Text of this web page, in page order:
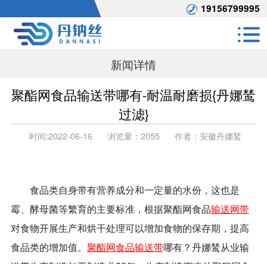
19156799995
新闻详情
聚酯网食品输送带哪有-耐温耐磨损{丹娜鸶
过滤}
时间:2022-06-16 浏览量： 2055 作者： 安徽丹娜鸶
食品类自身带有营养成分和一定量的水份，这也是
霉、酵母菌等繁育的主要标准，根据聚酯网食品输送网带
对食物开展生产和烘干处理可以增加食物的保存期，提高
食品类的增加值。 聚酯网食品输送带哪有？丹娜鸶从业输